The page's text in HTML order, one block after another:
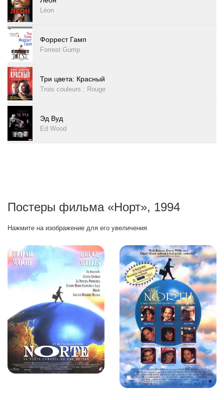
Léon
Форрест Гамп
Forrest Gump
Три цвета: Красный
Trois couleurs : Rouge
Эд Вуд
Ed Wood
Постеры фильма «Норт», 1994
Нажмите на изображение для его увеличения